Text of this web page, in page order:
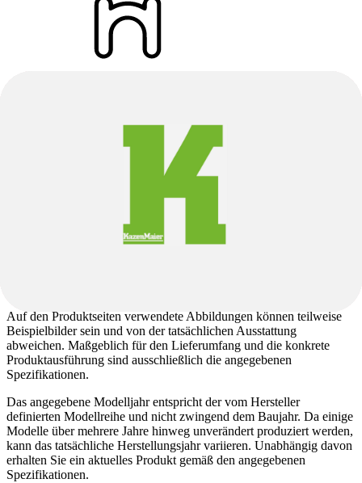
Federgabel
Fox Float DPS Performance
Fox
Fox 36 Float Performance
Hinweis zu Produktbildern, Produktbeschreibung
Abweichungen zwischen angegebenen und verbauten
Auf den Produktseiten verwendete Abbildungen können teilweise
Beispielbilder sein und von der tatsächlichen Ausstattung
abweichen. Maßgeblich für den Lieferumfang und die konkrete
Produktausführung sind ausschließlich die angegebenen
Spezifikationen.
Das angegebene Modelljahr entspricht der vom Hersteller
definierten Modellreihe und nicht zwingend dem Baujahr. Da einige
Modelle über mehrere Jahre hinweg unverändert produziert werden,
kann das tatsächliche Herstellungsjahr variieren. Unabhängig davon
erhalten Sie ein aktuelles Produkt gemäß den angegebenen
Spezifikationen.